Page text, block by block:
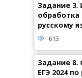
Задание
обработка
русскому
613
Задание 8.
ЕГЭ 2024